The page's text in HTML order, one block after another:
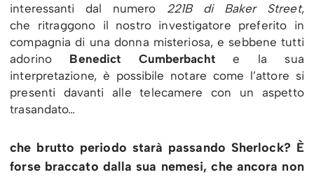
interessanti dal numero 221B di Baker Street,
che ritraggono il nostro investigatore preferito in
compagnia di una donna misteriosa, e sebbene tutti
adorino Benedict Cumberbachte la sua
interpretazione, è possibile notare come l’attore si
presenti davanti alle telecamere con un aspetto
trasandato…
che brutto periodo starà passando Sherlock? È
forse braccato dalla sua nemesi, che ancora non